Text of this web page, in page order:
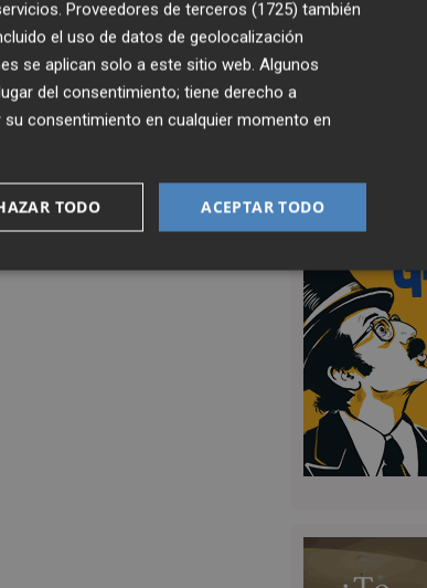
Proveedores de terceros (1725) también
el uso de datos de geolocalización
se aplican solo a este sitio web. Algunos
del consentimiento; tiene derecho a
su consentimiento en cualquier momento en
ACEPTAR TODO
TODO